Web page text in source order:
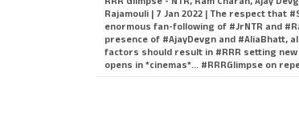
Rajamouli | 7 Jan 2022 | The respect that
enormous fan-following of #JrNTR and
presence of #AjayDevgn and #AliaBhatt,
factors should result in #RRR setting
opens in *cinemas*... #RRRGlimpse on